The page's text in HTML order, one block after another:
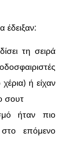
έδειξαν:
τη σειρά
ή είχαν
σουτ
ήταν πιο
επόμενο